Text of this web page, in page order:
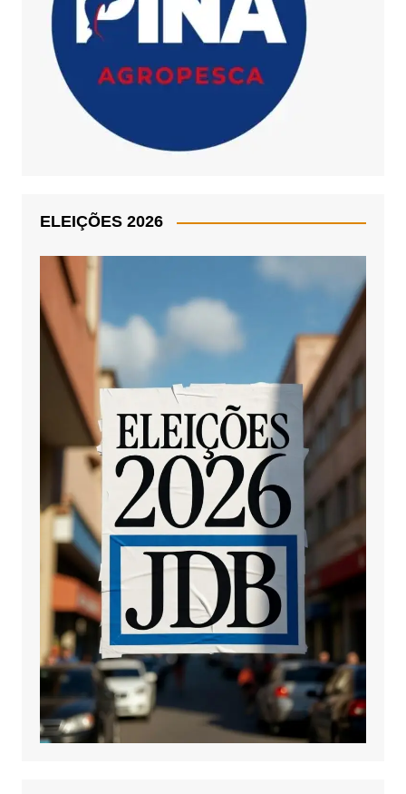
ELEIÇÕES 2026